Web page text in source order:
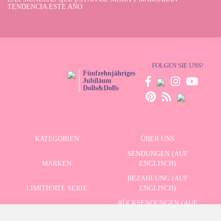
TENDENCIA ESTE AÑO
Fünfzehnjähriges
Jubiläum
Dolls&Dolls
FOLGEN SIE UNS!
KATEGORIEN ÜBER UNS
MARKEN
SENDUNGEN (AUF
ENGLISCH)
LIMITIERTE SERIE
BEZAHLUNG (AUF
ENGLISCH)
RÜCKSENDUNGEN (AUF